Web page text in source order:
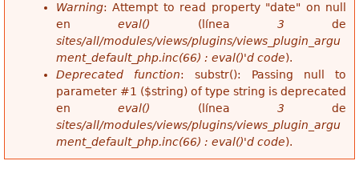
Warning: Attempt to read property "date" on null
eneval() (línea 3 de
sites/all/modules/views/plugins/views_plugin_argu
ment_default_php.inc(66) : eval()'d code).
Deprecated function: substr(): Passing null to
parameter #1 ($string) of type string is deprecated
eneval() (línea 3 de
sites/all/modules/views/plugins/views_plugin_argu
ment_default_php.inc(66) : eval()'d code).